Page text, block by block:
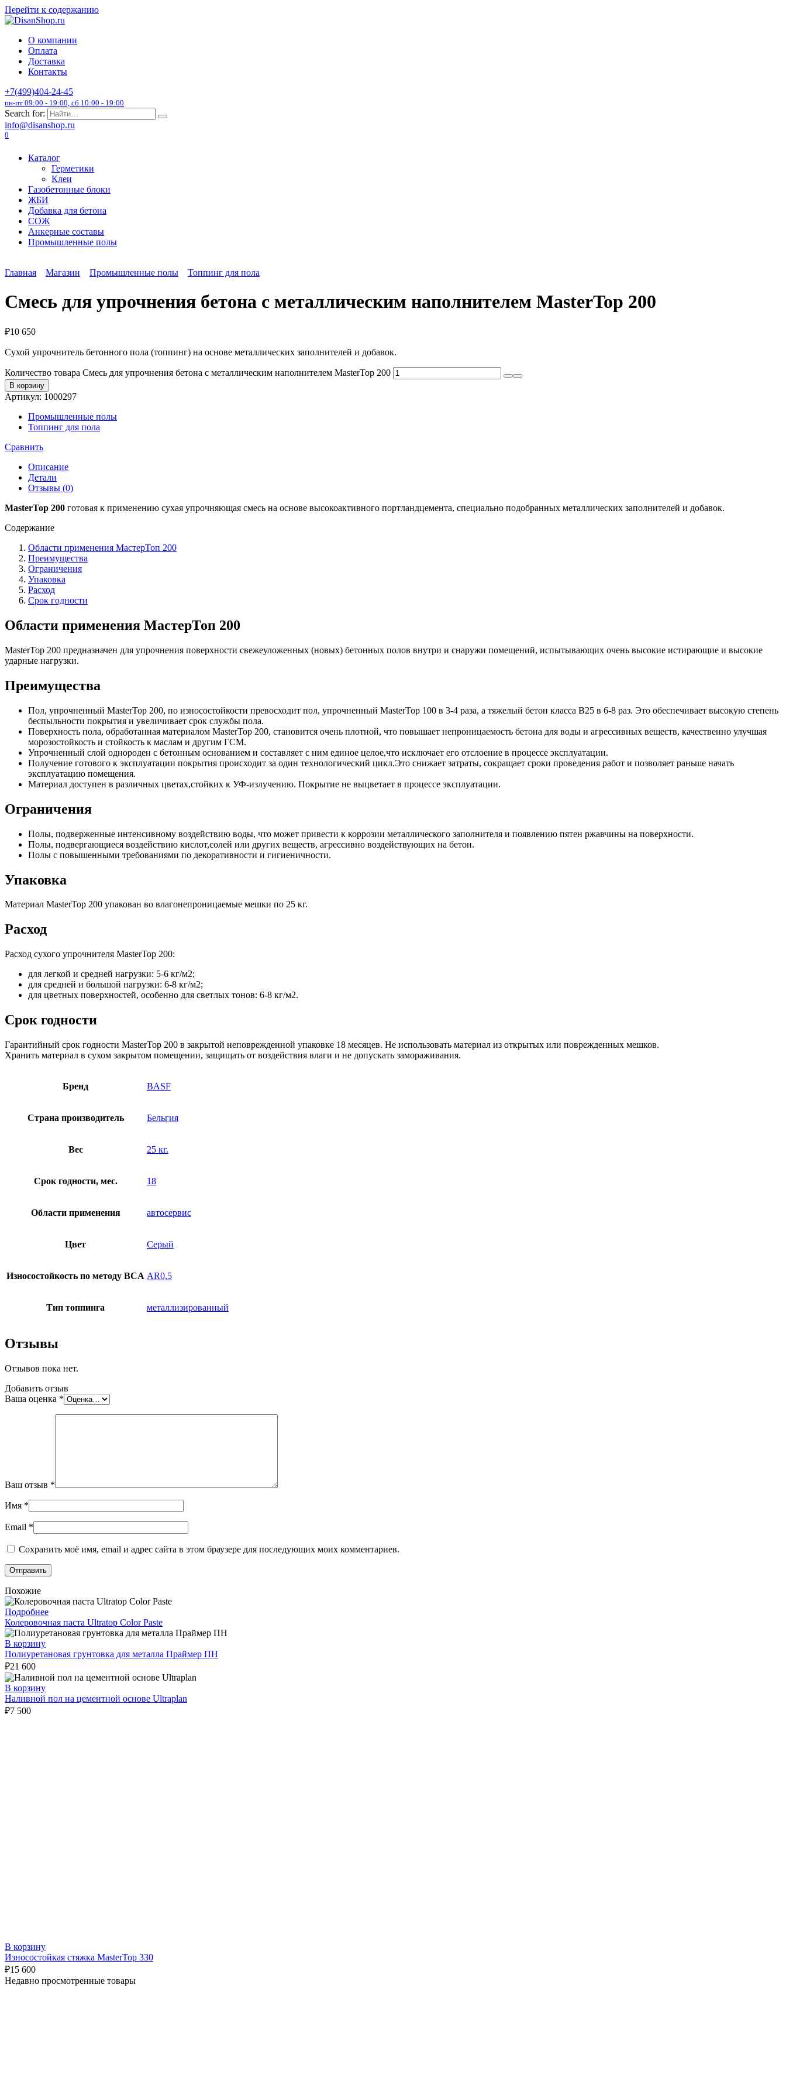
Перейти к содержанию
О компании
Оплата
Доставка
Контакты
+7(499)404-24-45
пн-пт 09:00 - 19:00, сб 10:00 - 19:00
Search for:
info@disanshop.ru
0
Каталог
Герметики
Клеи
Газобетонные блоки
ЖБИ
Добавка для бетона
СОЖ
Анкерные составы
Промышленные полы
Главная Магазин Промышленные полы Топпинг для пола
Смесь для упрочнения бетона с металлическим наполнителем MasterTop 200
₽10 650
Сухой упрочнитель бетонного пола (топпинг) на основе металлическиx заполнителей и добавок.
Количество товара Смесь для упрочнения бетона с металлическим наполнителем MasterTop 200
В корзину
Артикул: 1000297
Промышленные полы
Топпинг для пола
Сравнить
Описание
Детали
Отзывы (0)
MasterTop 200 готовая к применению сухая упрочняющая смесь на основе высокоактивного портландцемента, специально подобранных металлическиx заполнителей и добавок.
Содержание
Области применения МастерТоп 200
Преимущества
Ограничения
Упаковка
Расход
Срок годности
Области применения МастерТоп 200
MasterTop 200 предназначен для упрочнения поверхности свежеуложенных (новых) бетонных полов внутри и снаружи помещений, испытывающих очень высокие истирающие и высокие
ударные нагрузки.
Преимущества
Пол, упрочненный MasterTop 200, по износостойкости превосходит пол, упрочненный MasterTop 100 в 3-4 раза, а тяжелый бетон класса В25 в 6-8 раз. Это обеспечивает высокую степень
беспыльности покрытия и увеличивает срок службы пола.
Поверхность пола, обработанная материалом MasterTop 200, становится очень плотной, что повышает непроницаемость бетона для воды и агрессивных веществ, качественно улучшая
морозостойкость и стойкость к маслам и другим ГСМ.
Упрочненный слой однороден с бетонным основанием и составляет с ним единое целое,что исключает его отслоение в процессе эксплуатации.
Получение готового к эксплуатации покрытия происходит за один технологический цикл.Это снижает затраты, сокращает сроки проведения работ и позволяет раньше начать
эксплуатацию помещения.
Материал доступен в различных цветах,стойких к УФ-излучению. Покрытие не выцветает в процессе эксплуатации.
Ограничения
Полы, подверженные интенсивному воздействию воды, что может привести к коррозии металлического заполнителя и появлению пятен ржавчины на поверхности.
Полы, подвергающиеся воздействию кислот,солей или других веществ, агрессивно воздействующих на бетон.
Полы с повышенными требованиями по декоративности и гигиеничности.
Упаковка
Материал MasterTop 200 упакован во влагонепроницаемые мешки по 25 кг.
Расход
Расход сухого упрочнителя MasterTop 200:
для легкой и средней нагрузки: 5-6 кг/м2;
для средней и большой нагрузки: 6-8 кг/м2;
для цветных поверхностей, особенно для светлых тонов: 6-8 кг/м2.
Срок годности
Гарантийный срок годности MasterTop 200 в закрытой неповрежденной упаковке 18 месяцев. Не использовать материал из открытых или поврежденных мешков.
Хранить материал в сухом закрытом помещении, защищать от воздействия влаги и не допускать замораживания.
Бренд BASF
Страна производитель Бельгия
Вес 25 кг.
Срок годности, мес. 18
Области применения автосервис
Цвет Серый
Износостойкость по методу BCA AR0,5
Тип топпинга металлизированный
Отзывы
Отзывов пока нет.
Добавить отзыв
Ваша оценка *
Ваш отзыв *
Имя *
Email *
Сохранить моё имя, email и адрес сайта в этом браузере для последующих моих комментариев.
Похожие
Подробнее
Колеровочная паста Ultratop Color Paste
В корзину
Полиуретановая грунтовка для металла Праймер ПН
₽21 600
В корзину
Наливной пол на цементной основе Ultraplan
₽7 500
В корзину
Износостойкая стяжка MasterTop 330
₽15 600
Недавно просмотренные товары